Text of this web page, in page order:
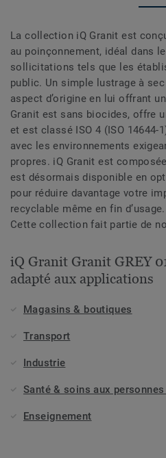
La collection iQ Granit est
au poinçonnement, idéal dans
sollicitations tels que les
public. Un simple lustrage à
aspect d’origine en lui offrant
Granit est sans biocides, offre
et est classé ISO 4 (ISO
avec les environnements
propres. iQ Granit est
est désormais disponible en
pour réduire davantage votre
recyclable même en fin d’usage.
Cette collection fait partie de
iQ Granit Granit GREY
adapté aux applications
Magasins & boutiques
Transport
Industrie
Santé & soins aux personnes
Enseignement